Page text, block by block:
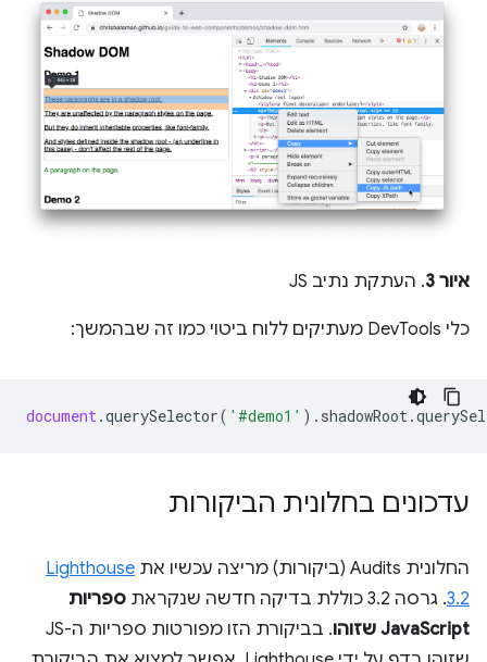
איור 3 . העתקת נתיב JS
כלי DevTools מעתיקים ללוח ביטוי כמו זה שבהמשך:
document.querySelector( '#demo1' ). shadowRoot.
עדכונים בחלונית הביקורות
החלונית Audits (ביקורות) מריצה עכשיו את
Lighthouse
3.2. גרסה 3.2 כוללת בדיקה חדשה שנקראת
ספריות
JavaScript שזוהו
. בביקורת הזו מפורטות ספריות ה-JS